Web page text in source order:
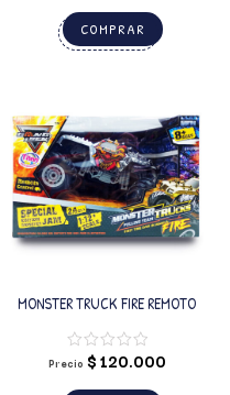
COMPRAR
MONSTER TRUCK FIRE REMOTO
Precio $120.000